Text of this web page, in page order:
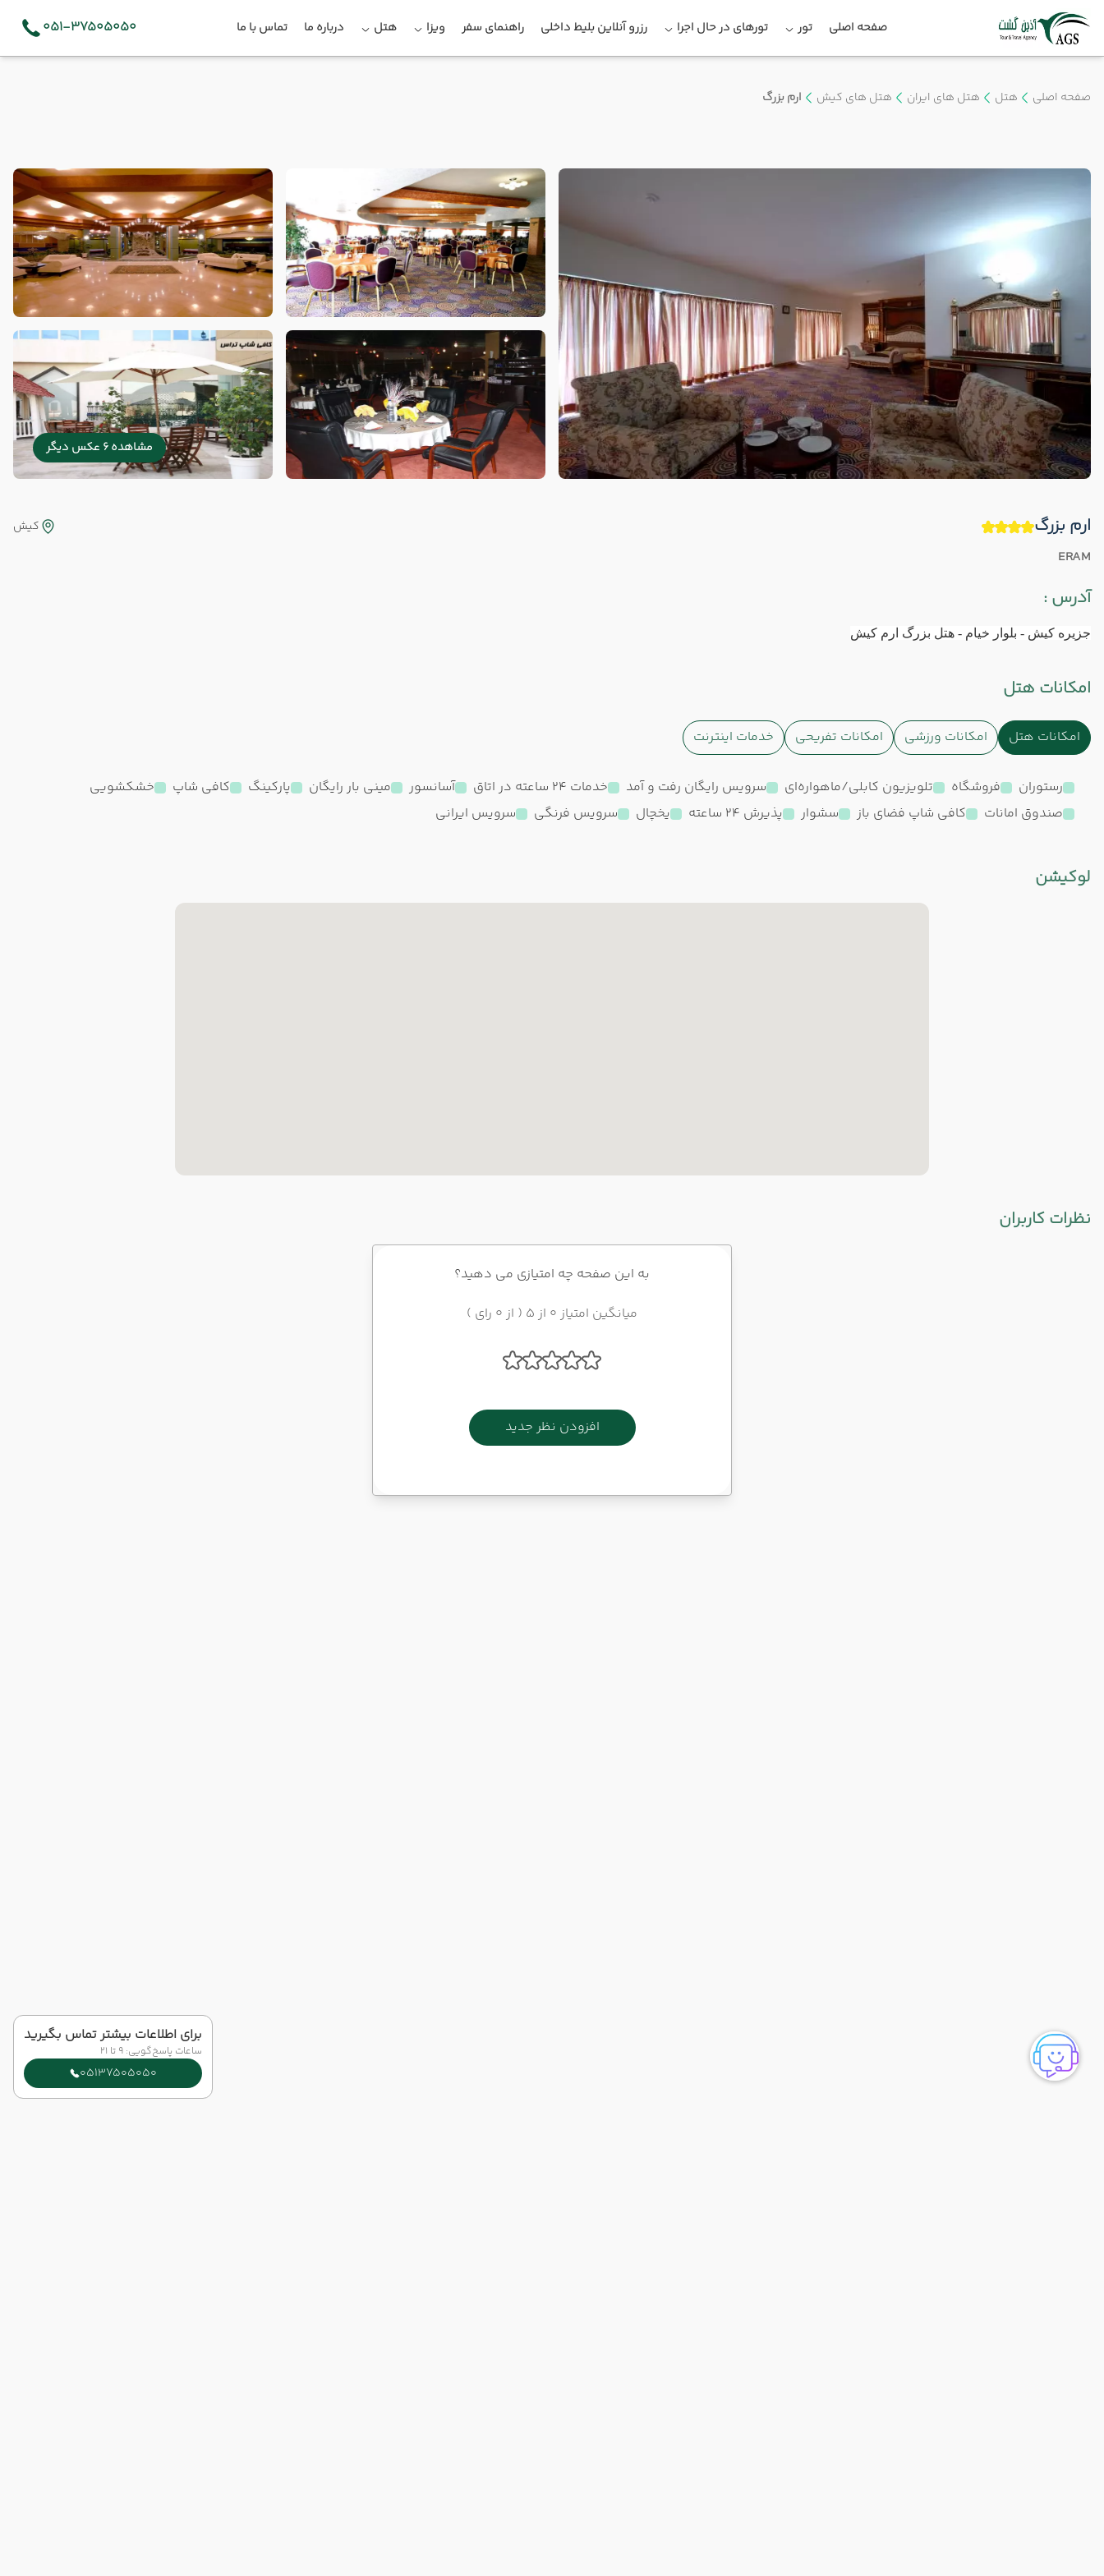
صفحه اصلی تور تورهای در حال اجرا رزرو آنلاین بلیط داخلی راهنمای سفر ویزا هتل درباره ما تماس با ما 051-37505050
صفحه اصلی هتل هتل های ایران هتل های کیش ارم بزرگ
مشاهده 6 عکس دیگر
ارم بزرگ
ERAM
کیش
آدرس :
جزیره کیش - بلوار خیام - هتل بزرگ ارم کیش
امکانات هتل
امکانات هتل امکانات ورزشی امکانات تفریحی خدمات اینترنت
رستوران فروشگاه تلویزیون کابلی/ماهواره‌ای سرویس رایگان رفت و آمد خدمات 24 ساعته در اتاق آسانسور مینی بار رایگان پارکینگ کافی شاپ
خشکشویی
صندوق امانات
کافی شاپ فضای باز سشوار پذیرش 24 ساعته یخچال سرویس فرنگی سرویس ایرانی
لوکیشن
نظرات کاربران
به این صفحه چه امتیازی می دهید؟
میانگین امتیاز 0 از 5 ( از 0 رای )
افزودن نظر جدید
برای اطلاعات بیشتر تماس بگیرید
ساعات پاسخ‌گویی: 9 تا 21
05137505050